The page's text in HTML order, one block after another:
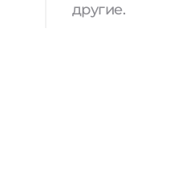
другие.